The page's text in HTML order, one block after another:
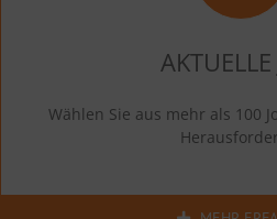
AKTUELLE
Wählen Sie aus mehr als 100